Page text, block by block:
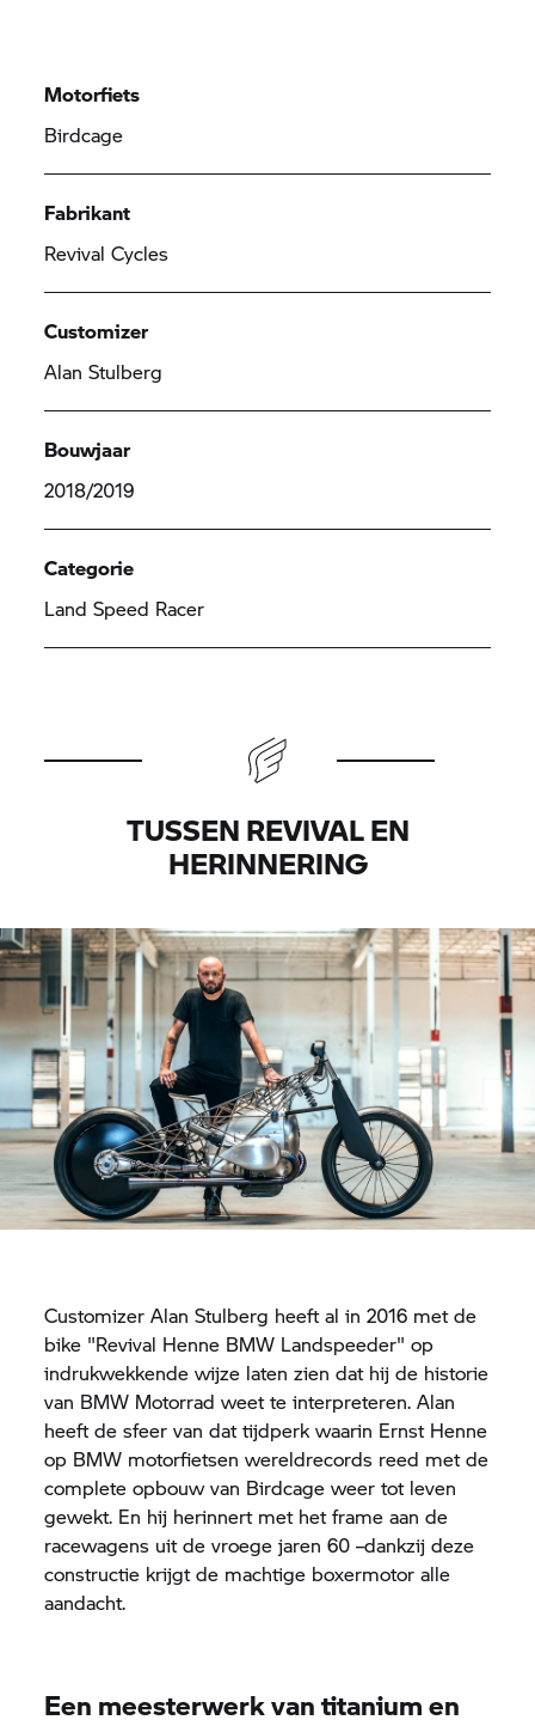
Motorfiets
Birdcage
Fabrikant
Revival Cycles
Customizer
Alan Stulberg
Bouwjaar
2018/2019
Categorie
Land Speed Racer
TUSSEN REVIVAL EN
HERINNERING
Customizer Alan Stulberg heeft al in 2016 met de
bike "Revival Henne BMW Landspeeder" op
indrukwekkende wijze laten zien dat hij de historie
van BMW Motorrad weet te interpreteren. Alan
heeft de sfeer van dat tijdperk waarin Ernst Henne
op BMW motorfietsen wereldrecords reed met de
complete opbouw van Birdcage weer tot leven
gewekt. En hij herinnert met het frame aan de
racewagens uit de vroege jaren 60 –dankzij deze
constructie krijgt de machtige boxermotor alle
aandacht.
Een meesterwerk van titanium en